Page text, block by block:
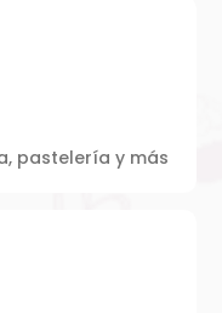
pastelería y más